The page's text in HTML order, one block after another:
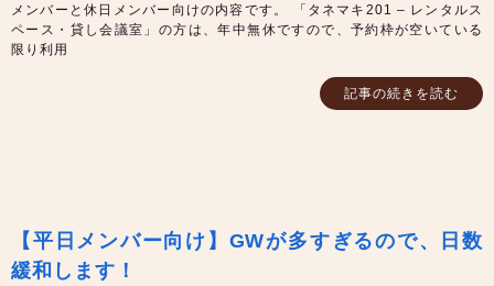
メンバーと休日メンバー向けの内容です。 「タネマキ201 – レンタルス
ペース・貸し会議室」の方は、年中無休ですので、予約枠が空いている
限り利用
記事の続きを読む
【平日メンバー向け】GWが多すぎるので、日数
緩和します！